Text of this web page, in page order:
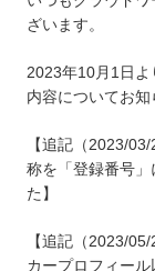
ざいます。
2023年10月1日
内容についてお知
【追記（2023/
称を「登録番号
た】
【追記（2023/
カープロフィー